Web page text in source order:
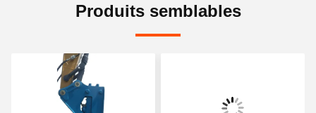
Produits semblables